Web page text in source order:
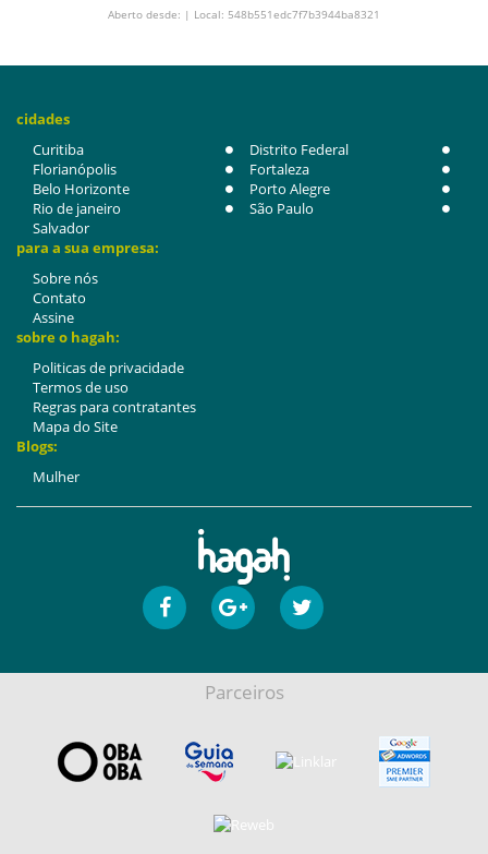
Aberto desde: | Local: 548b551edc7f7b3944ba8321
cidades
Curitiba
Distrito Federal
Florianópolis
Fortaleza
Belo Horizonte
Porto Alegre
Rio de janeiro
São Paulo
Salvador
para a sua empresa:
Sobre nós
Contato
Assine
sobre o hagah:
Politicas de privacidade
Termos de uso
Regras para contratantes
Mapa do Site
Blogs:
Mulher
Parceiros